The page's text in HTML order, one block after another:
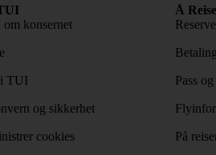
om konsernet
TUI
og sikkerhet
cookies
Å
Pass
På